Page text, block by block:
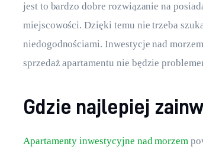
jest to bardzo dobre rozwiązanie na
miejscowości. Dzięki temu nie trzeba
niedogodnościami. Inwestycje nad
sprzedaż apartamentu nie będzie
Gdzie najlepiej
Apartamenty inwestycyjne nad morzem